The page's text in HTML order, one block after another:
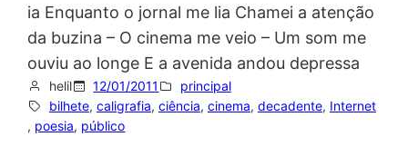
ia Enquanto o jornal me lia Chamei a atenção
da buzina – O cinema me veio – Um som me
ouviu ao longe E a avenida andou depressa
helil 12/01/2011
principal
bilhete, caligrafia, ciência, cinema, decadente, Internet
, poesia, público